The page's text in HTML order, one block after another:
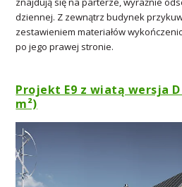
dziennej. Z zewnątrz budynek
zestawieniem materiałów
po jego prawej stronie.
Projekt E9 z wiatą wersja D
m²)